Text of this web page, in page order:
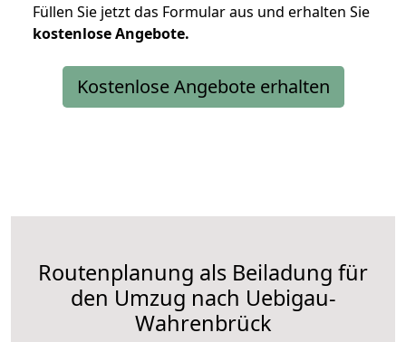
Füllen Sie jetzt das Formular aus und erhalten Sie
kostenloseAngebote.
Kostenlose Angebote erhalten
Routenplanung als Beiladung für
den Umzug nach Uebigau-
Wahrenbrück